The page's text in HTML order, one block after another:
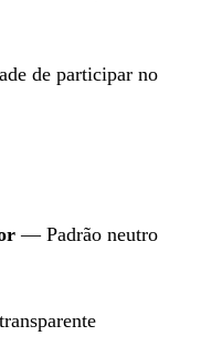
de participar no
— Padrão neutro